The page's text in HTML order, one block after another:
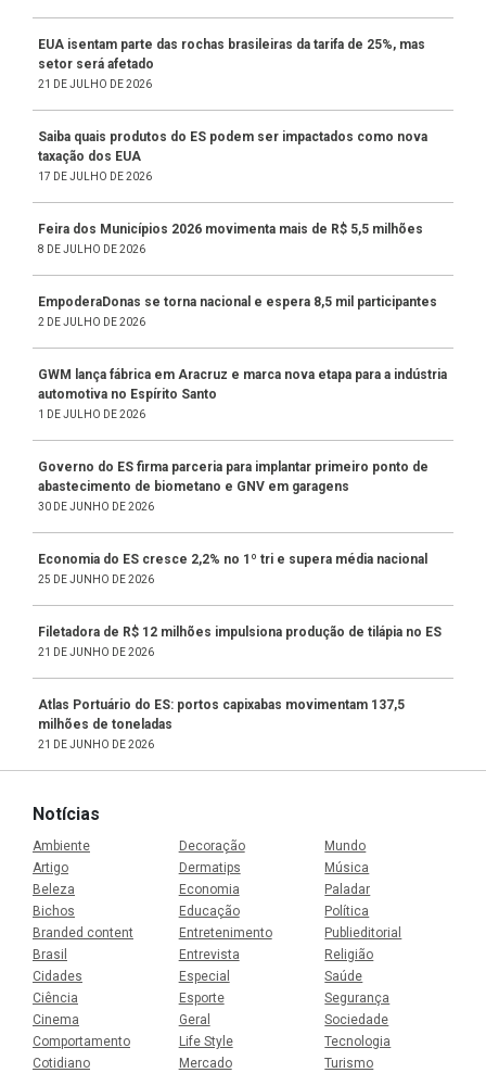
EUA isentam parte das rochas brasileiras da tarifa de 25%, mas
setor será afetado
21 DE JULHO DE 2026
Saiba quais produtos do ES podem ser impactados como nova
taxação dos EUA
17 DE JULHO DE 2026
Feira dos Municípios 2026 movimenta mais de R$ 5,5 milhões
8 DE JULHO DE 2026
EmpoderaDonas se torna nacional e espera 8,5 mil participantes
2 DE JULHO DE 2026
GWM lança fábrica em Aracruz e marca nova etapa para a indústria
automotiva no Espírito Santo
1 DE JULHO DE 2026
Governo do ES firma parceria para implantar primeiro ponto de
abastecimento de biometano e GNV em garagens
30 DE JUNHO DE 2026
Economia do ES cresce 2,2% no 1º tri e supera média nacional
25 DE JUNHO DE 2026
Filetadora de R$ 12 milhões impulsiona produção de tilápia no ES
21 DE JUNHO DE 2026
Atlas Portuário do ES: portos capixabas movimentam 137,5
milhões de toneladas
21 DE JUNHO DE 2026
Notícias
Ambiente
Artigo
Beleza
Bichos
Branded content
Brasil
Cidades
Ciência
Cinema
Comportamento
Cotidiano
Decoração
Dermatips
Economia
Educação
Entretenimento
Entrevista
Especial
Esporte
Geral
Life Style
Mercado
Mundo
Música
Paladar
Política
Publieditorial
Religião
Saúde
Segurança
Sociedade
Tecnologia
Turismo